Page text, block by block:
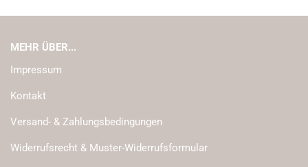
MEHR ÜBER...
Impressum
Kontakt
Versand- & Zahlungsbedingungen
Widerrufsrecht & Muster-Widerrufsformular